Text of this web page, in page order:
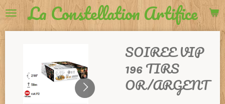
Passer
contenu
La Constellation Artifice
SOIREE VIP
196 TIRS
OR/ARGENT